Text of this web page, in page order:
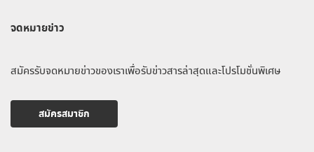
จดหมายข่าว
สมัครรับจดหมายข่าวของเราเพื่อรับข่าวสารล่าสุดและโปรโมชั่นพิเศษ
สมัครสมาชิก